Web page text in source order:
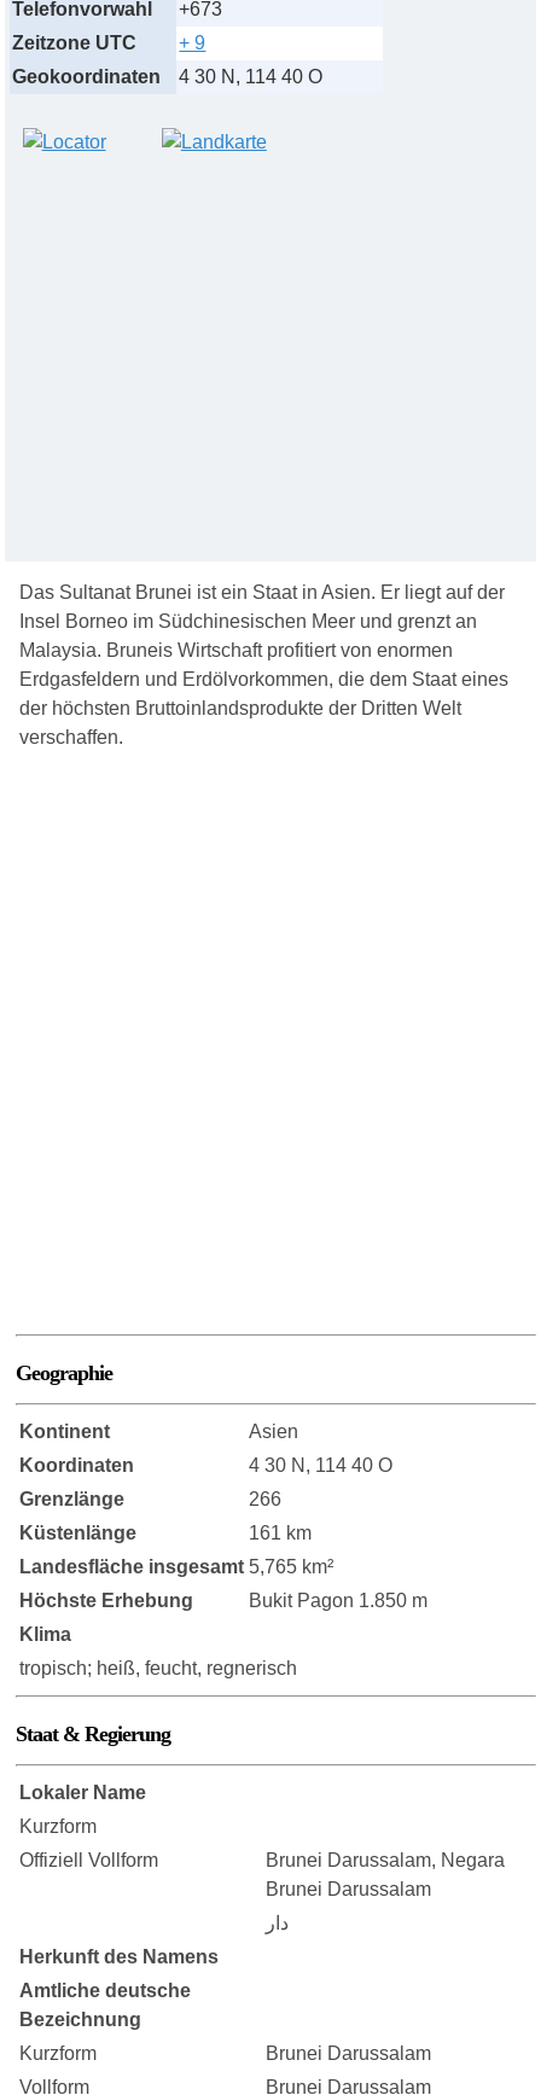
Telefonvorwahl
+673
Zeitzone UTC
+ 9
Geokoordinaten
4 30 N, 114 40 O
Das Sultanat Brunei ist ein Staat in Asien. Er liegt auf der
Insel Borneo im Südchinesischen Meer und grenzt an
Malaysia. Bruneis Wirtschaft profitiert von enormen
Erdgasfeldern und Erdölvorkommen, die dem Staat eines
der höchsten Bruttoinlandsprodukte der Dritten Welt
verschaffen.
Geographie
Kontinent
Asien
Koordinaten
4 30 N, 114 40 O
Grenzlänge
266
Küstenlänge
161 km
Landesfläche insgesamt 5,765 km²
Höchste Erhebung
Bukit Pagon 1.850 m
Klima
tropisch; heiß, feucht, regnerisch
Staat & Regierung
Lokaler Name
Kurzform
Offiziell Vollform
Brunei Darussalam, Negara
Brunei Darussalam
دار
Herkunft des Namens
Amtliche deutsche
Bezeichnung
Kurzform
Brunei Darussalam
Vollform
Brunei Darussalam